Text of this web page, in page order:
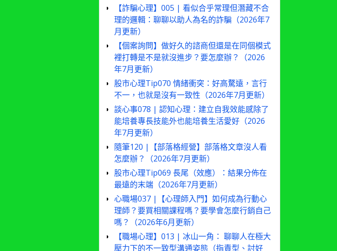
【詐騙心理】005 | 看似合乎常理但潛藏不合
理的邏輯：聊聊以助人為名的詐騙（2026年7
月更新）
【個案詢問】做好久的諮商但還是在同個模式
裡打轉是不是就沒進步？要怎麼辦？（2026
年7月更新）
股市心理Tip070 情緒衝突：好高騖遠，言行
不一，也就是沒有一致性（2026年7月更新）
談心事078 | 認知心理：建立自我效能感除了
能培養專長技能外也能培養生活愛好（2026
年7月更新）
隨筆120 |【部落格經營】部落格文章沒人看
怎麼辦？（2026年7月更新）
股市心理Tip069 長尾（效應）：結果分佈在
最遠的末端（2026年7月更新）
心職場037 |【心理師入門】如何成為行動心
理師？要買相關課程嗎？要學會怎麼行銷自己
嗎？（2026年6月更新）
【職場心理】013 | 冰山一角： 聊聊人在極大
壓力下的不一致型溝通姿態（指責型、討好